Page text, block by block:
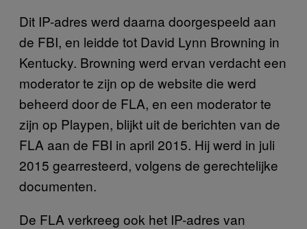
Dit IP-adres werd daarna doorgespeeld aan
de FBI, en leidde tot David Lynn Browning in
Kentucky. Browning werd ervan verdacht een
moderator te zijn op de website die werd
beheerd door de FLA, en een moderator te
zijn op Playpen, blijkt uit de berichten van de
FLA aan de FBI in april 2015. Hij werd in juli
2015 gearresteerd, volgens de gerechtelijke
documenten.
De FLA verkreeg ook het IP-adres van